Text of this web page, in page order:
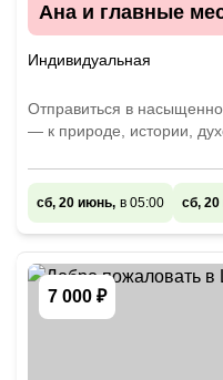
Ана и главные
Индивидуальная
Отправиться в
— к природе, истории,
сб, 20 июнь, в 05:00 сб,
7 000 ₽